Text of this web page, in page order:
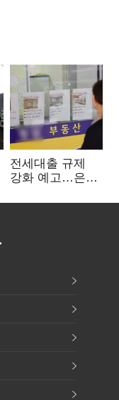
전세대출 규제
강화 예고…은행